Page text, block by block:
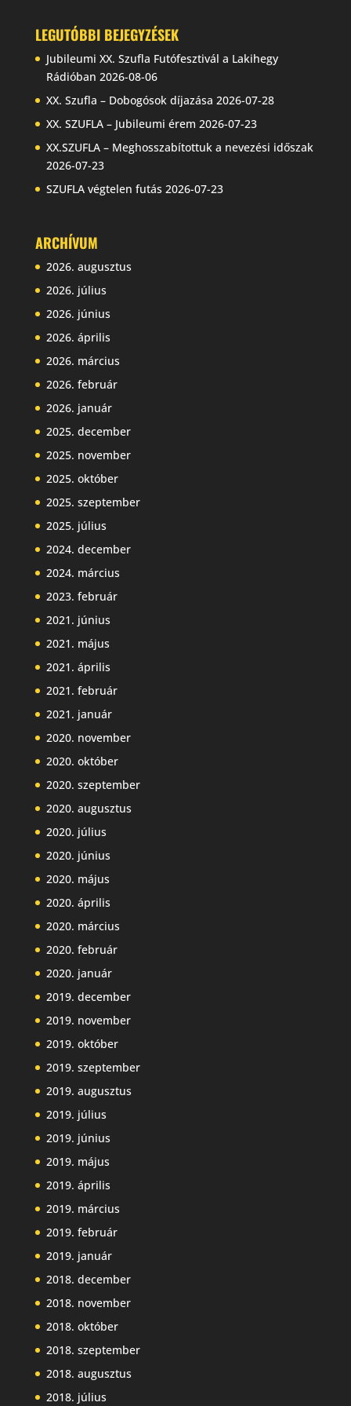
LEGUTÓBBI BEJEGYZÉSEK
Jubileumi XX. Szufla Futófesztivál a Lakihegy
Rádióban 2026-08-06
XX. Szufla – Dobogósok díjazása 2026-07-28
XX. SZUFLA – Jubileumi érem 2026-07-23
XX.SZUFLA – Meghosszabítottuk a nevezési időszak
2026-07-23
SZUFLA végtelen futás 2026-07-23
ARCHÍVUM
2026. augusztus
2026. július
2026. június
2026. április
2026. március
2026. február
2026. január
2025. december
2025. november
2025. október
2025. szeptember
2025. július
2024. december
2024. március
2023. február
2021. június
2021. május
2021. április
2021. február
2021. január
2020. november
2020. október
2020. szeptember
2020. augusztus
2020. július
2020. június
2020. május
2020. április
2020. március
2020. február
2020. január
2019. december
2019. november
2019. október
2019. szeptember
2019. augusztus
2019. július
2019. június
2019. május
2019. április
2019. március
2019. február
2019. január
2018. december
2018. november
2018. október
2018. szeptember
2018. augusztus
2018. július